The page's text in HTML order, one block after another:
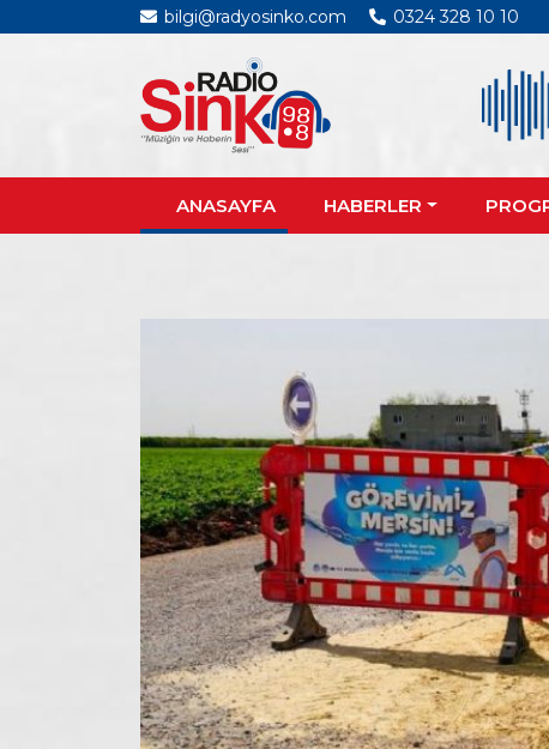
bilgi@radyosinko.com 0324 328 10 10
ANASAYFA HABERLER